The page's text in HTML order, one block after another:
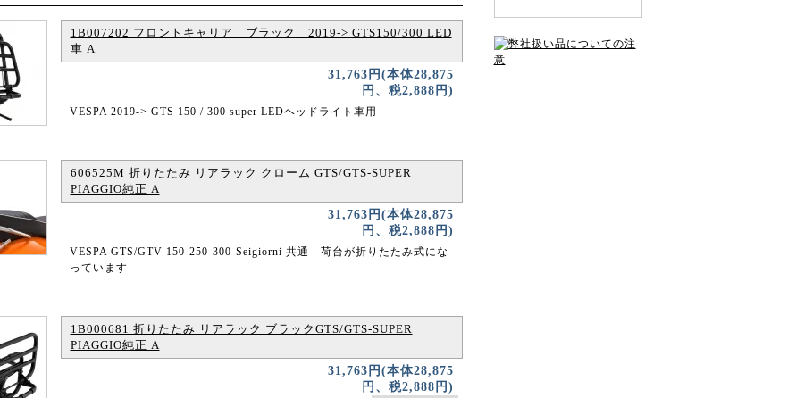
1B007202 フロントキャリア ブラック 2019-> GTS150/300 LED
車 A
31,763円(本体28,875
円、税2,888円)
VESPA 2019-> GTS 150 / 300 super LEDヘッドライト車用
606525M 折りたたみ リアラック クローム GTS/GTS-SUPER
PIAGGIO純正 A
31,763円(本体28,875
円、税2,888円)
VESPA GTS/GTV 150-250-300-Seigiorni 共通 荷台が折りたたみ式にな
っています
1B000681 折りたたみ リアラック ブラックGTS/GTS-SUPER
PIAGGIO純正 A
31,763円(本体28,875
円、税2,888円)